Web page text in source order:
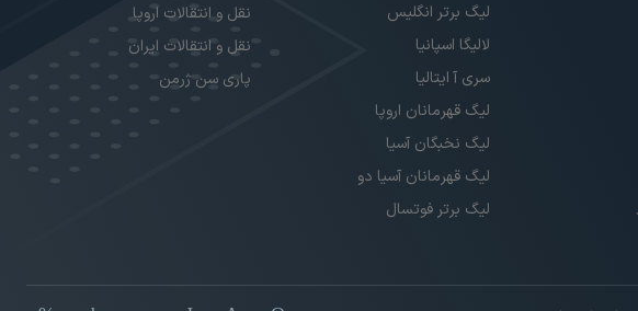
لیگ برتر انگلیس
لالیگا اسپانیا
سری آ ایتالیا
لیگ قهرمانان اروپا
لیگ نخبگان آسیا
لیگ قهرمانان آسیا دو
لیگ برتر فوتسال
نقل و انتقالات اروپا
نقل و انتقالات ایران
پاری سن ژرمن